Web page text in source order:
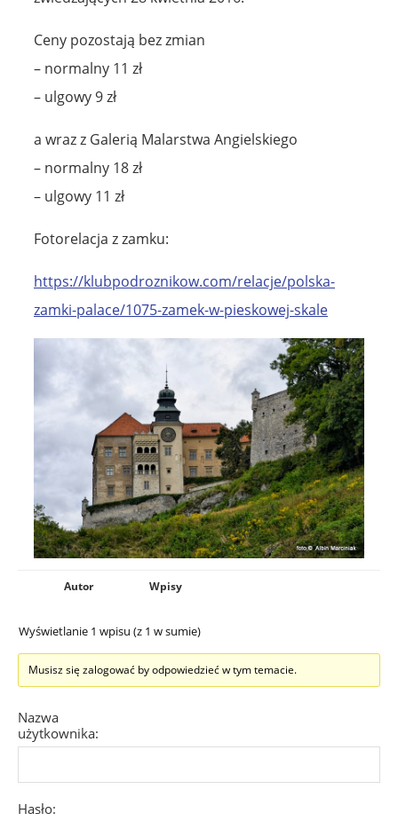
Ceny pozostają bez zmian
– normalny 11 zł
– ulgowy 9 zł
a wraz z Galerią Malarstwa Angielskiego
– normalny 18 zł
– ulgowy 11 zł
Fotorelacja z zamku:
https://klubpodroznikow.com/relacje/polska-
zamki-palace/1075-zamek-w-pieskowej-skale
Autor Wpisy
Wyświetlanie 1 wpisu (z 1 w sumie)
Musisz się zalogować by odpowiedzieć w tym temacie.
Nazwa
użytkownika:
Hasło: